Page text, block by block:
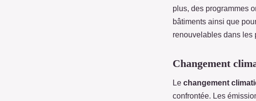
plus, des programmes
bâtiments ainsi que
renouvelables dans les
Changement
Le changement
confrontée. Les